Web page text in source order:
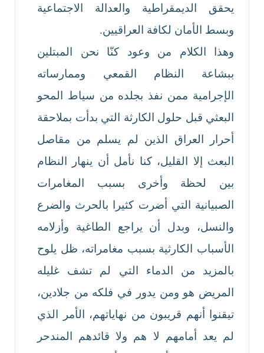
يحقق الديمقراطية والعدالة الاجتماعية
وبسط الأمان لكافة العراقيين.
وهذا الكلام من وعود كنّا نحن المبتلين
ببشاعة النظام القمعي وممارساته
الإجرامية ممن نفذ بجلده من سياط المحو
البعثي قبل حلول الكارثة التي بدأت بملاحقة
أحرار العراق الذين لم يسلم من مقاصل
البعث إلا القليل، كنا نأمل أن ينهار النظام
بين لحظة وأخرى بسبب المغامرات
الصبيانية التي أضرت كثيرا بالحرث والضرع
والنسل، وبدل أن يراجع الطاغية وأزلامه
الأسباب الكارثية بسبب مغامراته، ظل يلوح
بالمزيد من الدماء التي لم تشف غليله
المريض هو ومن يدور في فلكه من جلادين،
تيقنوا أنهم قريبون من نهاياتهم، الأمر الذي
لم يعد أمامهم لا هم ولا قائدهم المندحر